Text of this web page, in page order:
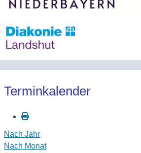
Terminkalender
Nach Jahr
Nach Monat